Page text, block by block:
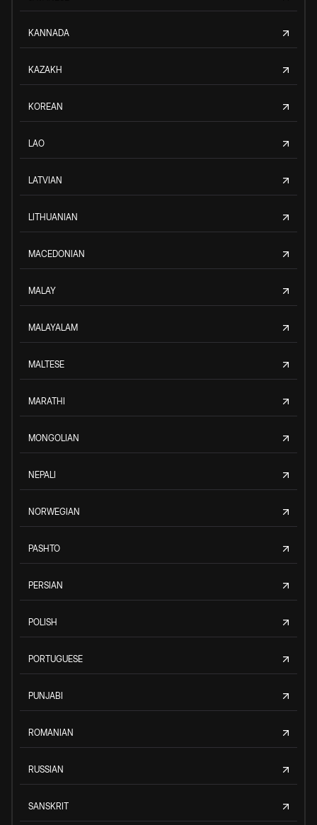
KANNADA
KAZAKH
KOREAN
LAO
LATVIAN
LITHUANIAN
MACEDONIAN
MALAY
MALAYALAM
MALTESE
MARATHI
MONGOLIAN
NEPALI
NORWEGIAN
PASHTO
PERSIAN
POLISH
PORTUGUESE
PUNJABI
ROMANIAN
RUSSIAN
SANSKRIT